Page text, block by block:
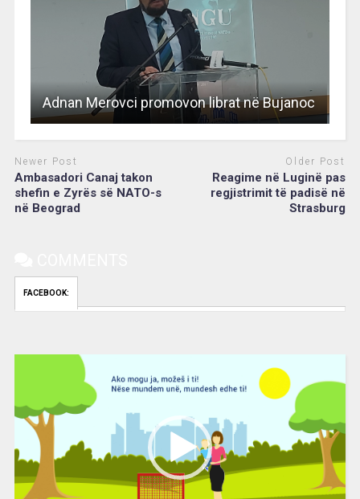
Adnan Merovci promovon librat në Bujanoc
Newer Post
Ambasadori Canaj takon
shefin e Zyrës së NATO-s
në Beograd
Older Post
Reagime në Luginë pas
regjistrimit të padisë në
Strasburg
FACEBOOK: